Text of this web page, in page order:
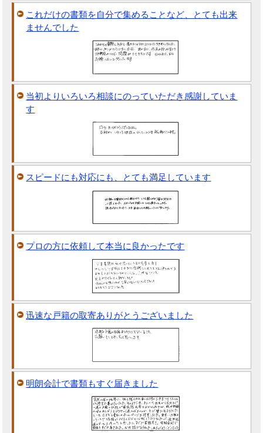
これだけの書類を自分で集めることなど、とても出来
ませんでした
当初よりいろいろ相談にのっていただき感謝していま
す
スピードにも対応にも、とても満足しています
プロの方に依頼して本当に良かったです
迅速な戸籍の取寄ありがとうございました
明朗会計で書類もすぐ届きました